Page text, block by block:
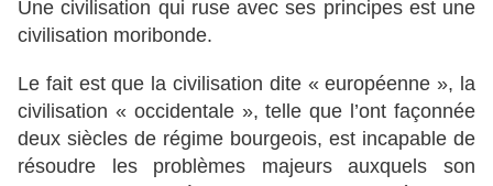
Une civilisation qui ruse avec ses principes est une
civilisation moribonde.
Le fait est que la civilisation dite « européenne », la
civilisation « occidentale », telle que l’ont façonnée
deux siècles de régime bourgeois, est incapable de
résoudre les problèmes majeurs auxquels son